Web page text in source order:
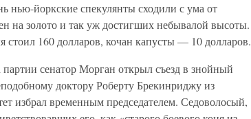
нью-йоркские спекулянты сходили с ума от
на золото и так уж достигших небывалой высоты.
стоил 160 долларов, кочан капусты — 10 долларов.
сенатор Морган открыл съезд в знойный
доктору Роберту Брекинриджу из
избрал временным председателем. Седоволосый,